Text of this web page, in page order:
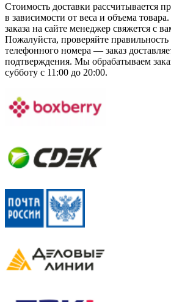
Стоимость доставки рассчитывается
в зависимости от веса и объема
заказа на сайте менеджер свяжется с
Пожалуйста, проверяйте
телефонного номера — заказ
подтверждения. Мы обрабатываем
субботу с 11:00 до 20:00.